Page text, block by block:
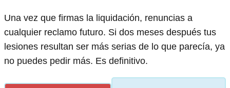
Una vez que firmas la liquidación, renuncias a
cualquier reclamo futuro. Si dos meses después tus
lesiones resultan ser más serias de lo que parecía, ya
no puedes pedir más. Es definitivo.